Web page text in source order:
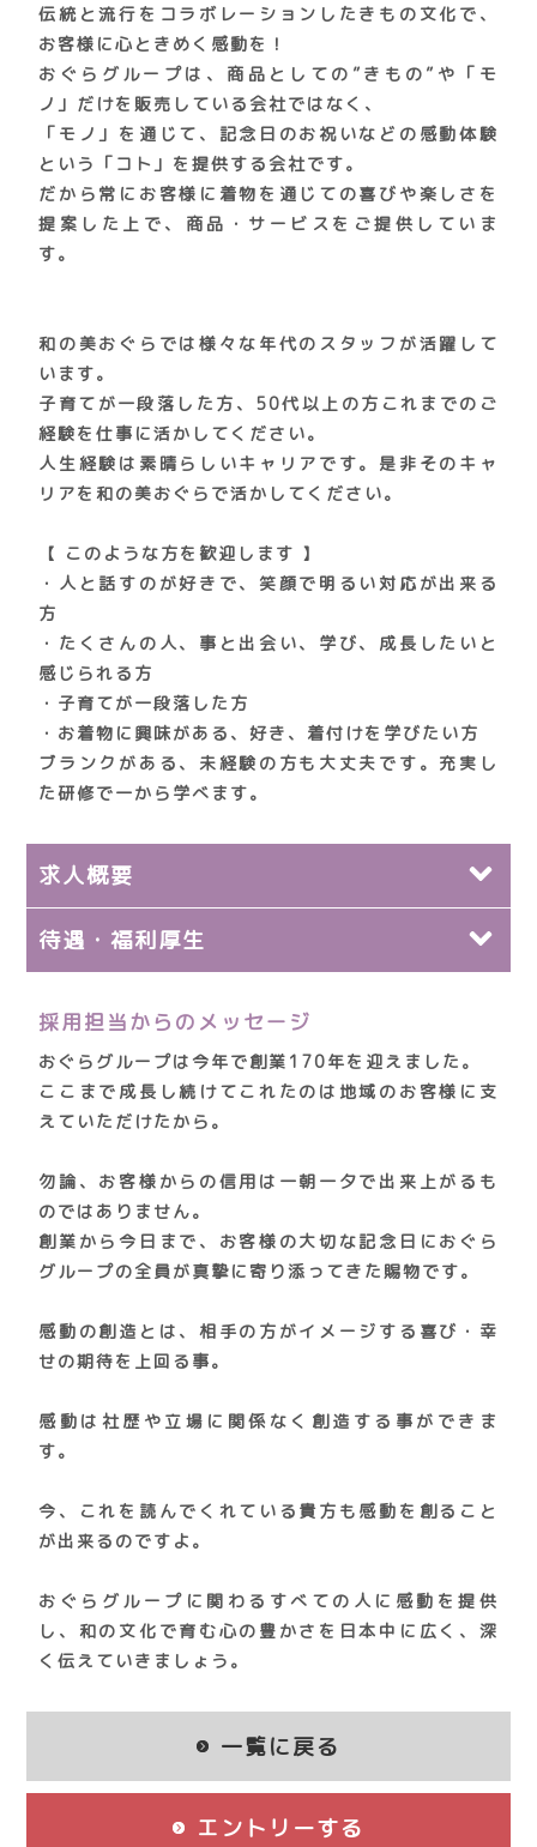
伝統と流行をコラボレーションしたきもの文化で、
お客様に心ときめく感動を！
おぐらグループは、商品としての”きもの”や「モ
ノ」だけを販売している会社ではなく、
「モノ」を通じて、記念日のお祝いなどの感動体験
という「コト」を提供する会社です。
だから常にお客様に着物を通じての喜びや楽しさを
提案した上で、商品・サービスをご提供していま
す。
和の美おぐらでは様々な年代のスタッフが活躍して
います。
子育てが一段落した方、50代以上の方これまでのご
経験を仕事に活かしてください。
人生経験は素晴らしいキャリアです。是非そのキャ
リアを和の美おぐらで活かしてください。
【 このような方を歓迎します 】
・人と話すのが好きで、笑顔で明るい対応が出来る
方
・たくさんの人、事と出会い、学び、成長したいと
感じられる方
・子育てが一段落した方
・お着物に興味がある、好き、着付けを学びたい方
ブランクがある、未経験の方も大丈夫です。充実し
た研修で一から学べます。
求人概要
部門
職種
きものコーディネーター│正社員
下妻 求人
勤務時間・曜日
ローテーション制（ 実働 8時間 ）
休日：月8～9日（ 完全週休2日 / シフト制 ）
交通アクセス
TEL : 0296-30-6171
待遇・福利厚生
雇用形態
正社員
給与
賃金は経歴・職務経験、技能及び業務実績などによ
り変動します。
福利厚生
各種社会保険完備
通勤手当(月25,000円まで)
時間外手当
職務手当
昇給 年1～2回(6月・12月)
賞与 年2回(社内規定による)
制服貸与
社員住宅あり
夏・冬長期休暇(各3日)
慶弔休暇
育児休暇
定年70歳（75歳まで再雇用可能）
採用担当からのメッセージ
おぐらグループは今年で創業170年を迎えました。
ここまで成長し続けてこれたのは地域のお客様に支
えていただけたから。
勿論、お客様からの信用は一朝一夕で出来上がるも
のではありません。
創業から今日まで、お客様の大切な記念日におぐら
グループの全員が真摯に寄り添ってきた賜物です。
感動の創造とは、相手の方がイメージする喜び・幸
せの期待を上回る事。
感動は社歴や立場に関係なく創造する事ができま
す。
今、これを読んでくれている貴方も感動を創ること
が出来るのですよ。
おぐらグループに関わるすべての人に感動を提供
し、和の文化で育む心の豊かさを日本中に広く、深
く伝えていきましょう。
一覧に戻る
エントリーする